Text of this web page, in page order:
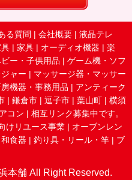
る質問 | 会社概要 | 液晶テレ
| 家具 | オーディオ機器 | 楽
ー・子供用品 | ゲーム機・ソフ
ャー | マッサージ器・マッサー
房機器・事務用品 | アンティーク
| 鎌倉市 | 逗子市 | 葉山町 | 横須
コン | 相互リンク募集中です。
けリユース事業 | オーブンレン
食器 | 釣り具・リール・竿 | ブ
本舗 All Right Reserved.